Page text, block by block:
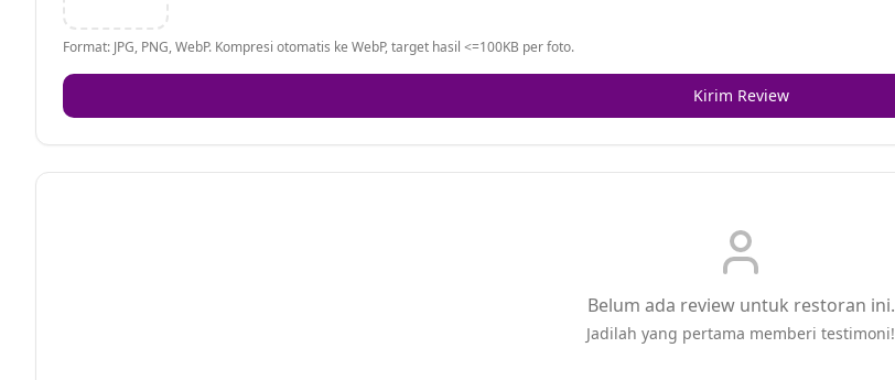
Format: JPG, PNG, WebP. Kompresi otomatis ke WebP, target hasil <=100KB per foto.
Kirim Review
Belum ada review untuk restoran ini.
Jadilah yang pertama memberi testimoni!